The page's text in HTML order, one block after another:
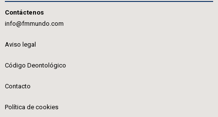
Contáctenos
info@fmmundo.com
Aviso legal
Código Deontológico
Contacto
Política de cookies